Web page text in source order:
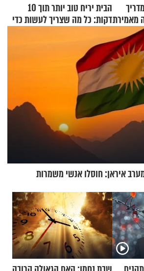
מאמירת
שמע
הבית יריח טוב יותר תוך 10
דקות: כל מה שצריך לעשות כדי
איראן: חוסלו אנשי משמרות